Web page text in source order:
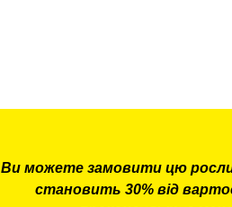
Ви можете замовити цю
становить 30% від